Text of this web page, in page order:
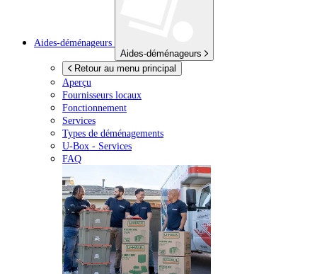
Aides-déménageurs
Aides-déménageurs
Retour au menu principal
Aperçu
Fournisseurs locaux
Fonctionnement
Services
Types de déménagements
U-Box - Services
FAQ